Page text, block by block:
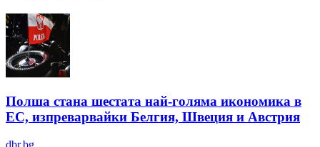
Полша стана шестата най-голяма икономика в
ЕС, изпреварвайки Белгия, Швеция и Австрия
dbr.bg